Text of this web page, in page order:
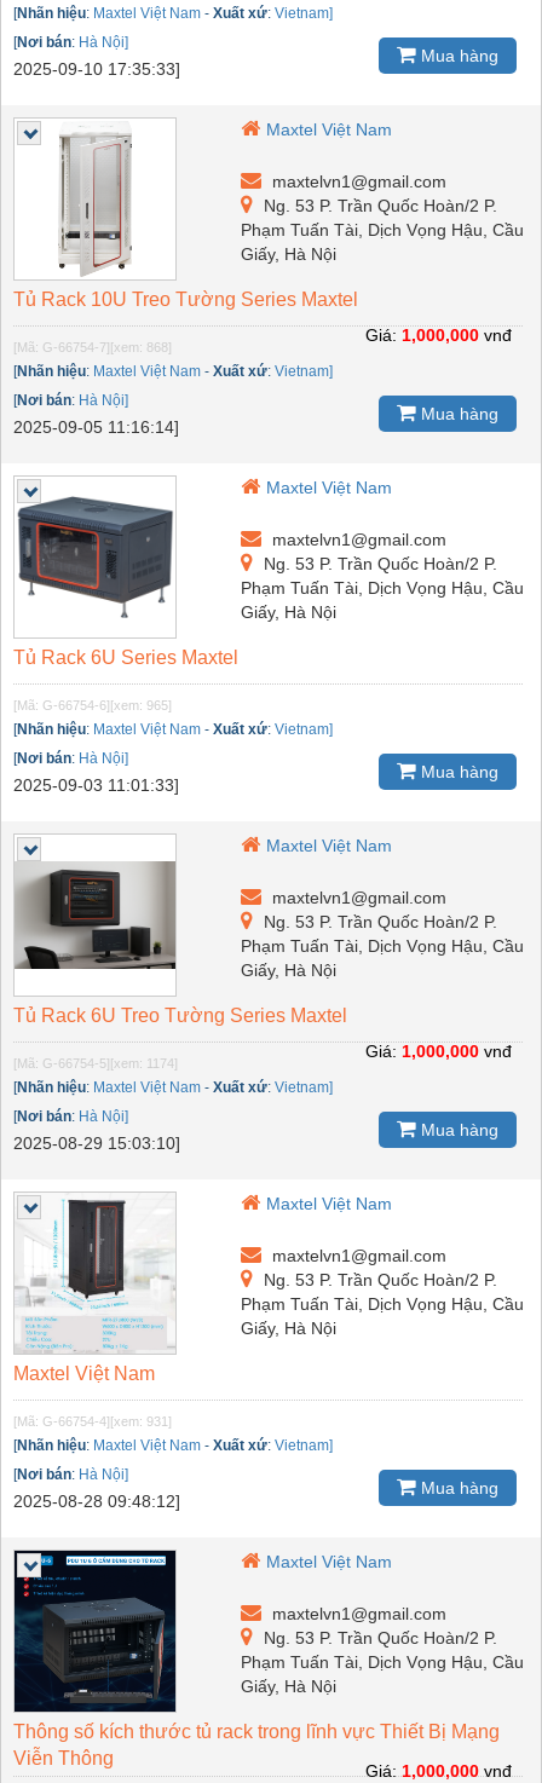
[Nhãn hiệu: Maxtel Việt Nam - Xuất xứ: Vietnam]
[Nơi bán: Hà Nội]
2025-09-10 17:35:33]
Mua hàng
Maxtel Việt Nam
maxtelvn1@gmail.com
Ng. 53 P. Trần Quốc Hoàn/2 P.
Phạm Tuấn Tài, Dịch Vọng Hậu, Cầu
Giấy, Hà Nội
Tủ Rack 10U Treo Tường Series Maxtel
[Mã: G-66754-7] [xem: 868]
[Nhãn hiệu: Maxtel Việt Nam - Xuất xứ: Vietnam]
[Nơi bán: Hà Nội]
2025-09-05 11:16:14]
Giá: 1,000,000 vnđ
Mua hàng
Maxtel Việt Nam
maxtelvn1@gmail.com
Ng. 53 P. Trần Quốc Hoàn/2 P.
Phạm Tuấn Tài, Dịch Vọng Hậu, Cầu
Giấy, Hà Nội
Tủ Rack 6U Series Maxtel
[Mã: G-66754-6] [xem: 965]
[Nhãn hiệu: Maxtel Việt Nam - Xuất xứ: Vietnam]
[Nơi bán: Hà Nội]
2025-09-03 11:01:33]
Mua hàng
Maxtel Việt Nam
maxtelvn1@gmail.com
Ng. 53 P. Trần Quốc Hoàn/2 P.
Phạm Tuấn Tài, Dịch Vọng Hậu, Cầu
Giấy, Hà Nội
Tủ Rack 6U Treo Tường Series Maxtel
[Mã: G-66754-5] [xem: 1174]
[Nhãn hiệu: Maxtel Việt Nam - Xuất xứ: Vietnam]
[Nơi bán: Hà Nội]
2025-08-29 15:03:10]
Giá: 1,000,000 vnđ
Mua hàng
Maxtel Việt Nam
maxtelvn1@gmail.com
Ng. 53 P. Trần Quốc Hoàn/2 P.
Phạm Tuấn Tài, Dịch Vọng Hậu, Cầu
Giấy, Hà Nội
Maxtel Việt Nam
[Mã: G-66754-4] [xem: 931]
[Nhãn hiệu: Maxtel Việt Nam - Xuất xứ: Vietnam]
[Nơi bán: Hà Nội]
2025-08-28 09:48:12]
Mua hàng
Maxtel Việt Nam
maxtelvn1@gmail.com
Ng. 53 P. Trần Quốc Hoàn/2 P.
Phạm Tuấn Tài, Dịch Vọng Hậu, Cầu
Giấy, Hà Nội
Thông số kích thước tủ rack trong lĩnh vực Thiết Bị Mạng
Viễn Thông
Giá:1,000,000vnđ